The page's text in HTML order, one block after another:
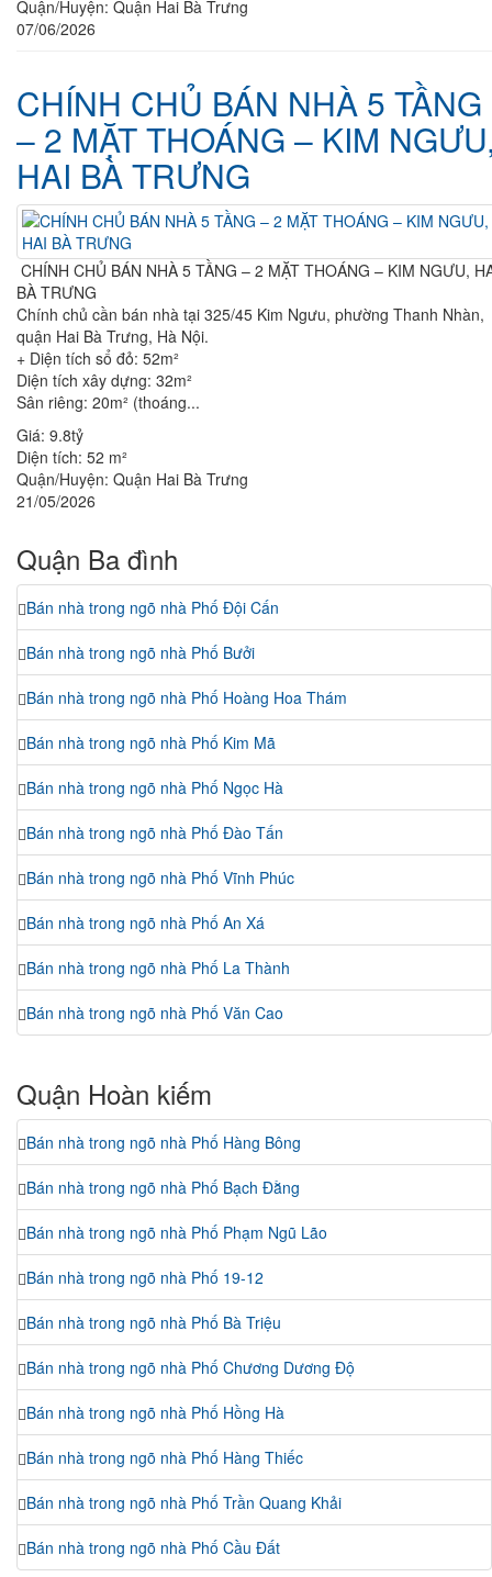
Quận/Huyện: Quận Hai Bà Trưng
07/06/2026
CHÍNH CHỦ BÁN NHÀ 5 TẦNG
– 2 MẶT THOÁNG – KIM
HAI BÀ TRƯNG
CHÍNH CHỦ BÁN NHÀ 5 TẦNG – 2 MẶT THOÁNG – KIM NGƯU,
BÀ TRƯNG
Chính chủ cần bán nhà tại 325/45 Kim Ngưu, phường Thanh Nhàn,
quận Hai Bà Trưng, Hà Nội.
+ Diện tích sổ đỏ: 52m²
Diện tích xây dựng: 32m²
Sân riêng: 20m² (thoáng...
Giá: 9.8tỷ
Diện tích: 52 m²
Quận/Huyện: Quận Hai Bà Trưng
21/05/2026
Quận Ba đình
Bán nhà trong ngõ nhà Phố Đội Cấn
Bán nhà trong ngõ nhà Phố Bưởi
Bán nhà trong ngõ nhà Phố Hoàng Hoa Thám
Bán nhà trong ngõ nhà Phố Kim Mã
Bán nhà trong ngõ nhà Phố Ngọc Hà
Bán nhà trong ngõ nhà Phố Đào Tấn
Bán nhà trong ngõ nhà Phố Vĩnh Phúc
Bán nhà trong ngõ nhà Phố An Xá
Bán nhà trong ngõ nhà Phố La Thành
Bán nhà trong ngõ nhà Phố Văn Cao
Quận Hoàn kiếm
Bán nhà trong ngõ nhà Phố Hàng Bông
Bán nhà trong ngõ nhà Phố Bạch Đằng
Bán nhà trong ngõ nhà Phố Phạm Ngũ Lão
Bán nhà trong ngõ nhà Phố 19-12
Bán nhà trong ngõ nhà Phố Bà Triệu
Bán nhà trong ngõ nhà Phố Chương Dương Độ
Bán nhà trong ngõ nhà Phố Hồng Hà
Bán nhà trong ngõ nhà Phố Hàng Thiếc
Bán nhà trong ngõ nhà Phố Trần Quang Khải
Bán nhà trong ngõ nhà Phố Cầu Đất